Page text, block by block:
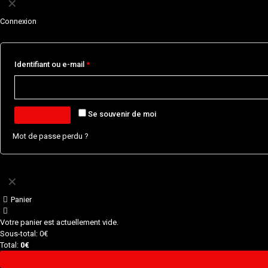
✕
Connexion
Identifiant ou e-mail *
Se souvenir de moi
Mot de passe perdu ?
✕
Panier
Votre panier est actuellement vide.
Sous-total: 0€
Total: 0€